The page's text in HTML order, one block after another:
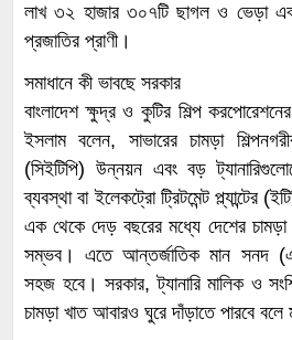
লাখ ৩২ হাজার ৩০৭টি ছাগল ও ভেড়া
প্রজাতির প্রাণী।
সমাধানে কী ভাবছে সরকার
বাংলাদেশ ক্ষুদ্র ও কুটির শিল্প
ইসলাম বলেন, সাভারের চামড়া
(সিইটিপি) উন্নয়ন এবং বড়
ব্যবস্থা বা ইলেকট্রো ট্রিটমেন্ট প্ল্যান্টের
এক থেকে দেড় বছরের মধ্যে দেশের
সম্ভব। এতে আন্তর্জাতিক মান সনদ
সহজ হবে। সরকার, ট্যানারি মালিক ও
চামড়া খাত আবারও ঘুরে দাঁড়াতে পারবে বলে